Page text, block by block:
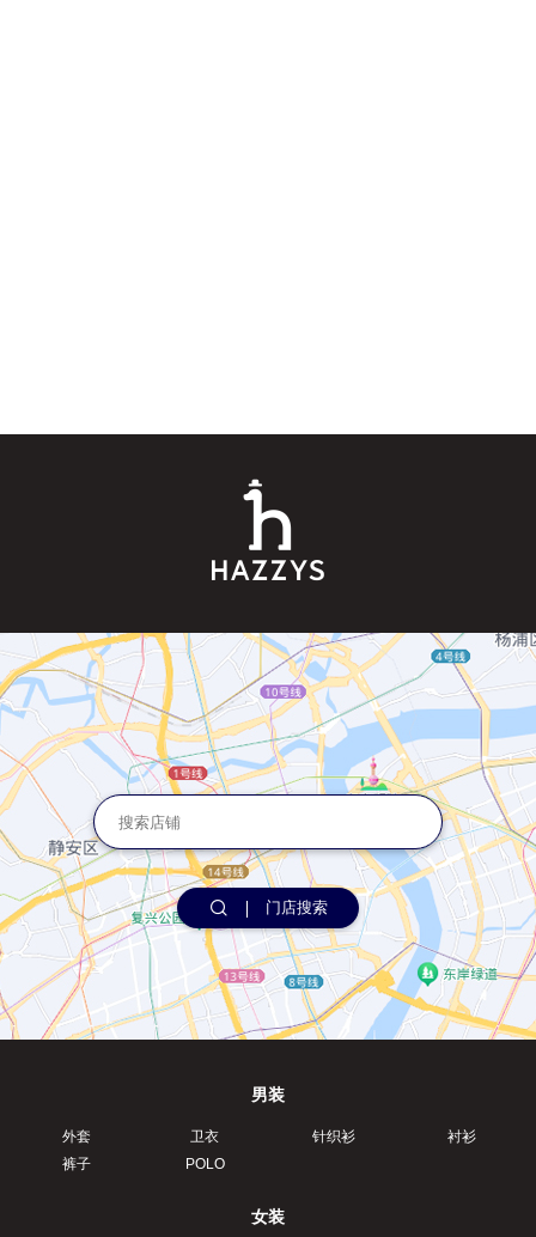
门店搜索
男装
外套 卫衣 针织衫
衬衫
裤子
POLO
女装